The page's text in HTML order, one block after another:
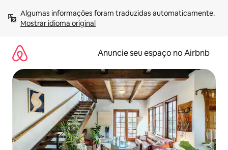
para
Mostrar idioma original
Anuncie seu espaço no Airbnb